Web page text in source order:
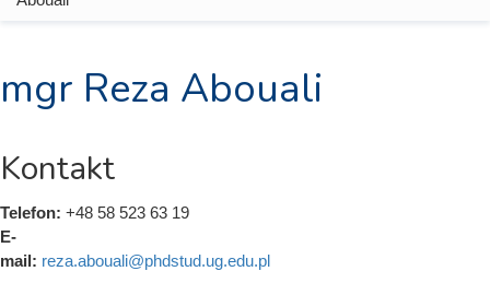
mgr Reza Abouali
Kontakt
Telefon: +48 58 523 63 19
E-
mail: reza.abouali@phdstud.ug.edu.pl